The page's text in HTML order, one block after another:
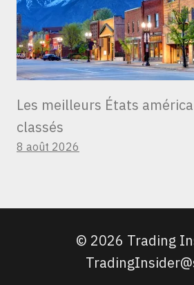
Les meilleurs États
classés
8 août 2026
© 2026 Trading